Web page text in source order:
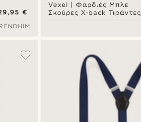
€
Vexel | Φαρδιές Μπλε
Σκούρες X-back Τιράντες